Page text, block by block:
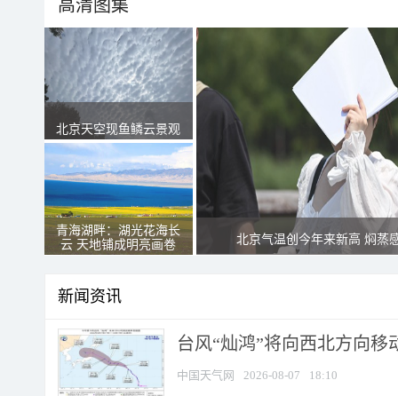
高清图集
北京天空现鱼鳞云景观
青海湖畔：湖光花海长
云 天地铺成明亮画卷
北京气温创今年来新高 焖蒸
新闻资讯
台风“灿鸿”将向西北方向移
中国天气网 2026-08-07 18:10